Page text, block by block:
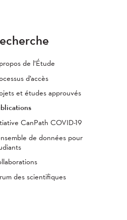
de l’Étude
d’accès
et études approuvés
CanPath COVID-19
de données pour
des scientifiques